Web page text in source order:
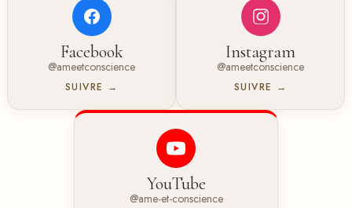
Facebook
@ameetconscience
SUIVRE →
Instagram
@ameetconscience
SUIVRE →
YouTube
@ame-et-conscience